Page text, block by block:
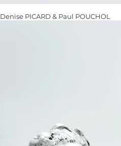
Denise PICARD & Paul POUCHOL